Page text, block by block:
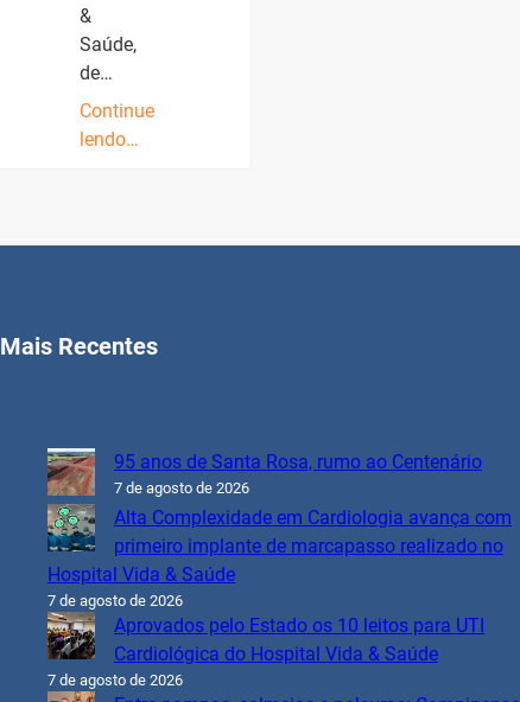
&
Saúde,
de…
Continue
lendo…
Mais Recentes
95 anos de Santa Rosa, rumo ao Centenário
7 de agosto de 2026
Alta Complexidade em Cardiologia avança com
primeiro implante de marcapasso realizado no
Hospital Vida & Saúde
7 de agosto de 2026
Aprovados pelo Estado os 10 leitos para UTI
Cardiológica do Hospital Vida & Saúde
7 de agosto de 2026